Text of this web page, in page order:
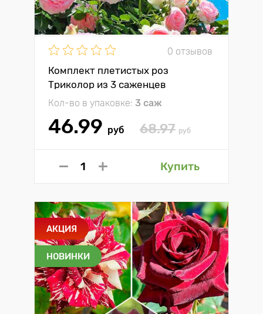
0 отзывов
Комплект плетистых роз
Триколор из 3 саженцев
Кол-во в упаковке: 3 саж
46.99 руб 68.97 руб
Купить
АКЦИЯ
НОВИНКИ